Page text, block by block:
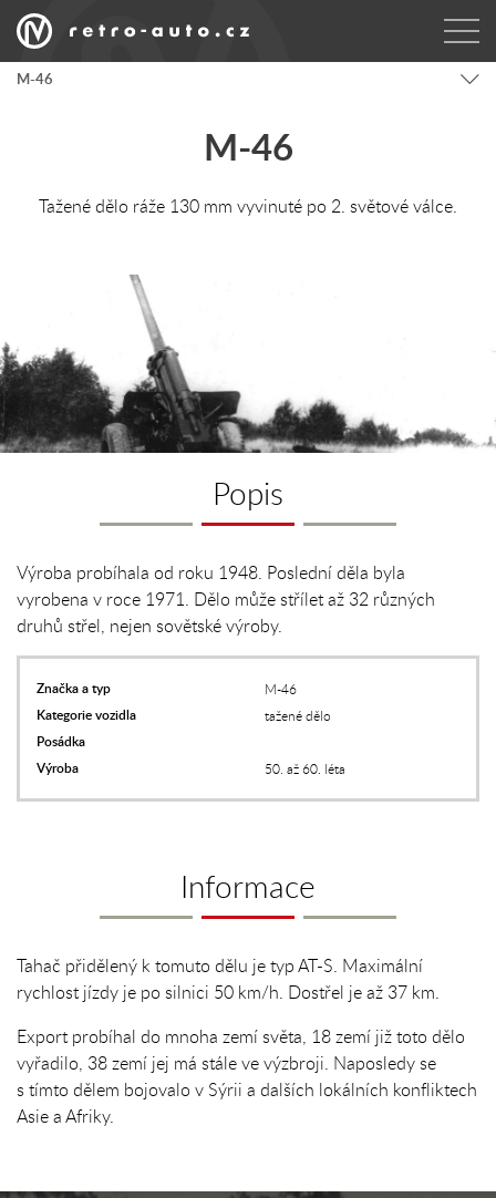
M-46
M-46
Tažené dělo ráže 130 mm vyvinuté po 2. světové válce.
Popis
Značka a typ M-46
Kategorie vozidla tažené dělo
Posádka
Výroba
50. až 60. léta
Výroba probíhala od roku 1948. Poslední děla byla
vyrobena v roce 1971. Dělo může střílet až 32 různých
druhů střel, nejen sovětské výroby.
Informace
Tahač přidělený k tomuto dělu je typ AT-S. Maximální
rychlost jízdy je po silnici 50 km/h. Dostřel je až 37 km.
Export probíhal do mnoha zemí světa, 18 zemí již toto dělo
vyřadilo, 38 zemí jej má stále ve výzbroji. Naposledy se
s tímto dělem bojovalo v Sýrii a dalších lokálních konfliktech
Asie a Afriky.